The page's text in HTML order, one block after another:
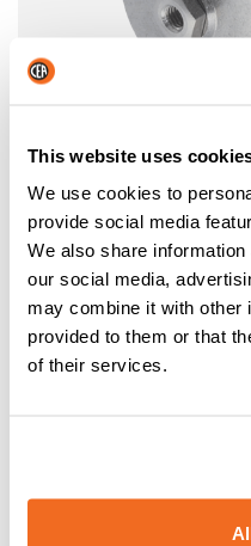
This website uses
We use cookies to
provide social media
We also share
our social media,
may combine it with other
provided to them or that
of their services.
BRANNERHALTER
Führung für den